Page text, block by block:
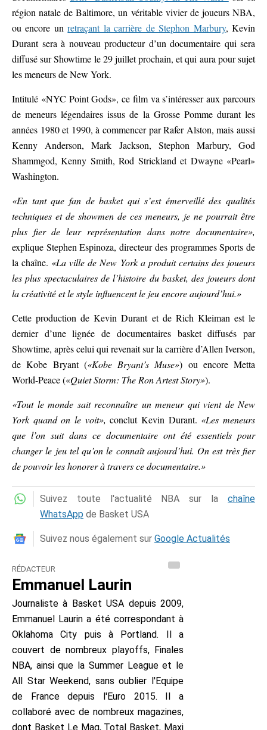
région natale de Baltimore, un véritable vivier de joueurs NBA,
ou encore unretraçant la carrière de Stephon Marbury, Kevin
Durant sera à nouveau producteur d’un documentaire qui sera
diffusé sur Showtime le 29 juillet prochain, et qui aura pour sujet
les meneurs de New York.
Intitulé «NYC Point Gods», ce film va s’intéresser aux parcours
de meneurs légendaires issus de la Grosse Pomme durant les
années 1980 et 1990, à commencer par Rafer Alston, mais aussi
Kenny Anderson, Mark Jackson, Stephon Marbury, God
Shammgod, Kenny Smith, Rod Strickland et Dwayne «Pearl»
Washington.
«En tant que fan de basket qui s’est émerveillé des qualités
techniques et de showmen de ces meneurs, je ne pourrait être
plus fier de leur représentation dans notre documentaire»,
explique Stephen Espinoza, directeur des programmes Sports de
la chaîne. «La ville de New York a produit certains des joueurs
les plus spectaculaires de l’histoire du basket, des joueurs dont
la créativité et le style influencent le jeu encore aujourd’hui.»
Cette production de Kevin Durant et de Rich Kleiman est le
dernier d’une lignée de documentaires basket diffusés par
Showtime, après celui qui revenait sur la carrière d’Allen Iverson,
de Kobe Bryant («Kobe Bryant’s Muse») ou encore Metta
World-Peace («Quiet Storm: The Ron Artest Story»).
«Tout le monde sait reconnaître un meneur qui vient de New
York quand on le voit»,conclut Kevin Durant. «Les meneurs
que l’on suit dans ce documentaire ont été essentiels pour
changer le jeu tel qu’on le connaît aujourd’hui. On est très fier
de pouvoir les honorer à travers ce documentaire.»
Suivez toute l'actualité NBA sur la chaîne
WhatsApp de Basket USA
Suivez nous également sur Google Actualités
RÉDACTEUR
Emmanuel Laurin
Journaliste à Basket USA depuis 2009,
Emmanuel Laurin a été correspondant à
Oklahoma City puis à Portland. Il a
couvert de nombreux playoffs, Finales
NBA, ainsi que la Summer League et le
All Star Weekend, sans oublier l'Equipe
de France depuis l'Euro 2015. Il a
collaboré avec de nombreux magazines,
dont Basket Le Mag, Total Basket, Maxi